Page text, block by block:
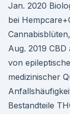
Jan. 2020
bei
Aug. 2019
von
medizinischer
Bestandteile